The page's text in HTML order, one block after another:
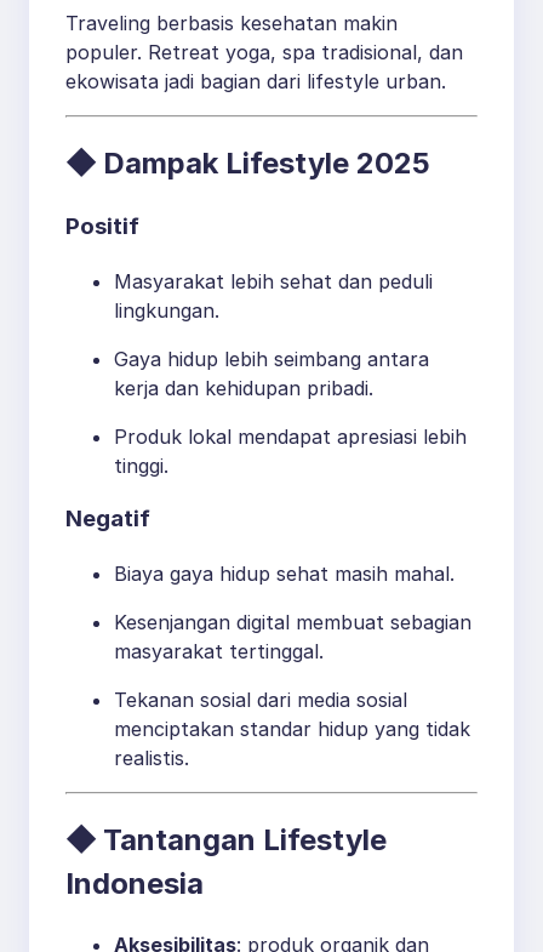
Traveling berbasis kesehatan makin
populer. Retreat yoga, spa tradisional, dan
ekowisata jadi bagian dari lifestyle urban.
◆ Dampak Lifestyle 2025
Positif
Masyarakat lebih sehat dan peduli
lingkungan.
Gaya hidup lebih seimbang antara
kerja dan kehidupan pribadi.
Produk lokal mendapat apresiasi lebih
tinggi.
Negatif
Biaya gaya hidup sehat masih mahal.
Kesenjangan digital membuat sebagian
masyarakat tertinggal.
Tekanan sosial dari media sosial
menciptakan standar hidup yang tidak
realistis.
◆ Tantangan Lifestyle
Indonesia
Aksesibilitas: produk organik dan